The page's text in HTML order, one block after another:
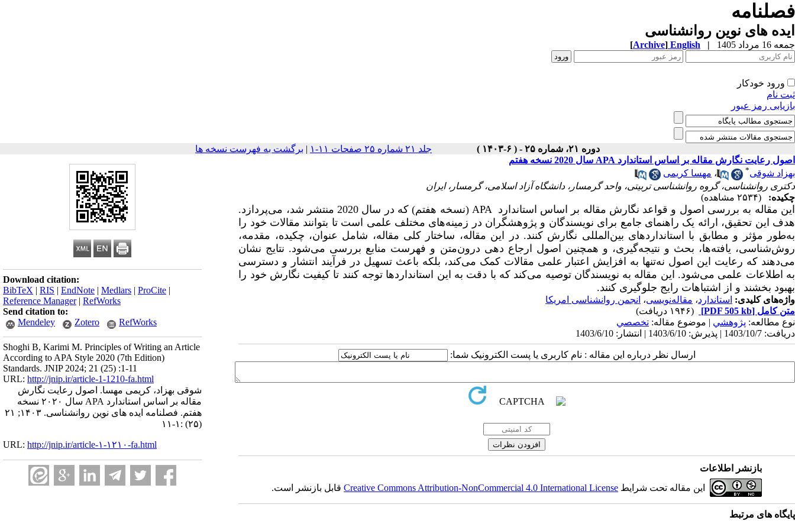
فصلنامه
ایده های نوین روانشناسی
جمعه 16 مرداد 1405 |
English
[Archive]
ورود خودکار
ثبت نام
بازیابی رمز عبور
دوره ۲۱، شماره ۲۵ - ( ۶-۱۴۰۳ ) جلد ۲۱ شماره ۲۵ صفحات ۱۱-۱ | برگشت به فهرست نسخه ها
Download citation:
BibTeX | RIS | EndNote | Medlars | ProCite |
Reference Manager| RefWorks
Send citation to:
Mendeley
Zotero RefWorks
Shoghi B, Karimi M. Principles of Writing an Article
According to APA Style 2020 (7th Edition)
Standards. JNIP 2024; 21 (25) :1-11
URL: http://jnip.ir/article-1-1210-fa.html
شوقی بهزاد، کریمی مهسا. اصول رعایت نگارش
مقاله بر اساس استاندارد APA سال ۲۰۲۰ نسخه
هفتم. فصلنامه ایده های نوین روانشناسی. ۱۴۰۳; ۲۱
(۲۵) :۱-۱۱
URL: http://jnip.ir/article-۱-۱۲۱۰-fa.html
اصول رعایت نگارش مقاله بر اساس استاندارد APA سال 2020 نسخه هفتم
بهزاد شوقی* ، مهسا کریمی
دکتری روانشناسی، گروه روانشناسی تربیتی، واحد گرمسار، دانشگاه آزاد اسلامی، گرمسار، ایران
چکیده:
(۲۵۳۴ مشاهده)
این مقاله به بررسی اصول و قواعد نگارش مقاله بر اساس استاندارد APA
(
نسخه هفتم) که در سال 2020 منتشر شد، می‌پردازد.
هدف این تحقیق، ارائه یک راهنمای جامع برای نویسندگان و پژوهشگران در زمینه‌های مختلف علمی است تا بتوانند مقالات خود را
به‌طور مؤثر و مطابق با استانداردهای بین‌المللی نگارش کنند. در این مقاله، ساختار کلی مقاله، شامل عنوان، چکیده، مقدمه،
روش‌شناسی، یافته‌ها، بحث و نتیجه‌گیری، و همچنین اصول ارجاع دهی درون‌متن و فهرست منابع بررسی می‌شود. نتایج نشان
می‌دهند که رعایت این اصول نه‌تنها به افزایش اعتبار علمی مقالات کمک می‌کند، بلکه باعث تسهیل در فرآیند انتشار و دسترسی
به اطلاعات علمی می‌شود. این مقاله به نویسندگان توصیه می‌کند که با دقت به این استانداردها توجه کنند تا کیفیت نگارش خود را
بهبود بخشند و از اشتباهات رایج جلوگیری کنند.
واژه‌های کلیدی: استاندارد، مقاله‌نویسی، انجمن روانشناسی امریکا
متن کامل [PDF 505 kb]
(۱۹۴۶ دریافت)
نوع مطالعه: پژوهشي | موضوع مقاله: تخصصي
دریافت: 1403/10/7 | پذیرش: 1403/6/10 | انتشار: 1403/6/10
ارسال نظر درباره این مقاله : نام کاربری یا پست الکترونیک شما:
بازنشر اطلاعات
این مقاله تحت شرایط Creative Commons Attribution-NonCommercial 4.0 International Licenseقابل بازنشر است.
پایگاه های مرتبط